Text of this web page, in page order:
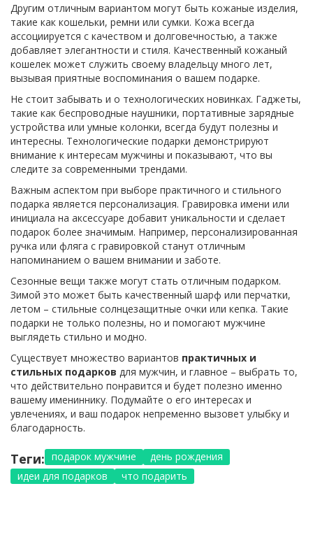
Другим отличным вариантом могут быть кожаные изделия,
такие как кошельки, ремни или сумки. Кожа всегда
ассоциируется с качеством и долговечностью, а также
добавляет элегантности и стиля. Качественный кожаный
кошелек может служить своему владельцу много лет,
вызывая приятные воспоминания о вашем подарке.
Не стоит забывать и о технологических новинках. Гаджеты,
такие как беспроводные наушники, портативные зарядные
устройства или умные колонки, всегда будут полезны и
интересны. Технологические подарки демонстрируют
внимание к интересам мужчины и показывают, что вы
следите за современными трендами.
Важным аспектом при выборе практичного и стильного
подарка является персонализация. Гравировка имени или
инициала на аксессуаре добавит уникальности и сделает
подарок более значимым. Например, персонализированная
ручка или фляга с гравировкой станут отличным
напоминанием о вашем внимании и заботе.
Сезонные вещи также могут стать отличным подарком.
Зимой это может быть качественный шарф или перчатки,
летом – стильные солнцезащитные очки или кепка. Такие
подарки не только полезны, но и помогают мужчине
выглядеть стильно и модно.
Существует множество вариантов практичных и
стильных подарков для мужчин, и главное – выбрать то,
что действительно понравится и будет полезно именно
вашему имениннику. Подумайте о его интересах и
увлечениях, и ваш подарок непременно вызовет улыбку и
благодарность.
Теги: подарок мужчине
день рождения
идеи для подарков
что подарить